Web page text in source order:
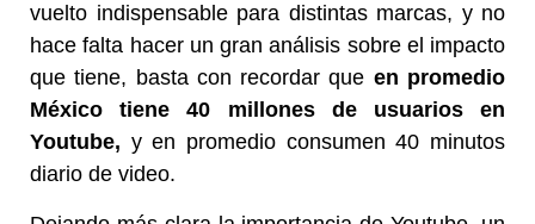
vuelto indispensable para distintas marcas, y no
hace falta hacer un gran análisis sobre el impacto
que tiene, basta con recordar que en promedio
México tiene 40 millones de usuarios en
Youtube, y en promedio consumen 40 minutos
diario de video.